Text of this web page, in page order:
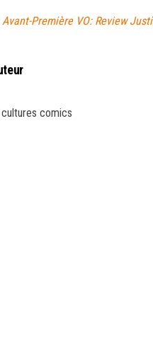
Avant-Première VO: Review
comics